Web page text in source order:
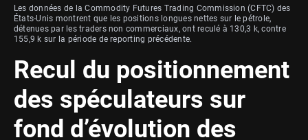
Les données de la Commodity Futures Trading Commission (CFTC) des
États-Unis montrent que les positions longues nettes sur le pétrole,
détenues par les traders non commerciaux, ont reculé à 130,3 k, contre
155,9 k sur la période de reporting précédente.
Recul du positionnement
des spéculateurs sur
fond d’évolution des